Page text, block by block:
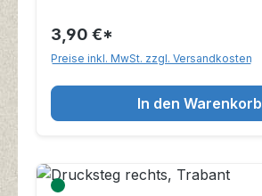
3,90 €*
Preise inkl. MwSt. zzgl. Versandkosten
In den Warenkorb